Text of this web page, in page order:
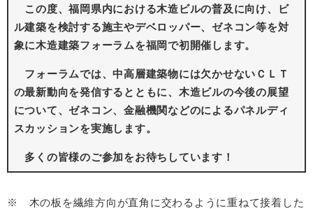
この度、福岡県内における木造ビルの普及に向け、ビ
ル建築を検討する施主やデベロッパー、ゼネコン等を対
象に木造建築フォーラムを福岡で初開催します。
フォーラムでは、中高層建築物には欠かせないＣＬＴ
の最新動向を発信するとともに、木造ビルの今後の展望
について、ゼネコン、金融機関などのによるパネルディ
スカッションを実施します。
多くの皆様のご参加をお待ちしています！
※ 木の板を繊維方向が直角に交わるように重ねて接着した